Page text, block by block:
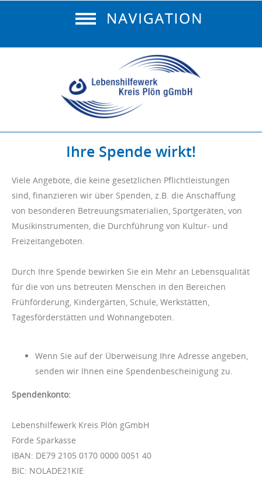
Ihre Spende wirkt!
Viele Angebote, die keine gesetzlichen Pflichtleistungen
sind, finanzieren wir über Spenden, z.B. die Anschaffung
von besonderen Betreuungsmaterialien, Sportgeräten, von
Musikinstrumenten, die Durchführung von Kultur- und
Freizeitangeboten.
Durch Ihre Spende bewirken Sie ein Mehr an Lebensqualität
für die von uns betreuten Menschen in den Bereichen
Frühförderung, Kindergärten, Schule, Werkstätten,
Tagesförderstätten und Wohnangeboten.
Wenn Sie auf der Überweisung Ihre Adresse angeben,
senden wir Ihnen eine Spendenbescheinigung zu.
Spendenkonto:
Lebenshilfewerk Kreis Plön gGmbH
Förde Sparkasse
IBAN: DE79 2105 0170 0000 0051 40
BIC: NOLADE21KIE